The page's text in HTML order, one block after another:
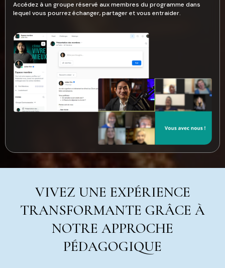
Accédez à un groupe réservé aux membres du programme dans
lequel vous pourrez échanger, partager et vous entraider.
VIVEZ UNE EXPÉRIENCE
TRANSFORMANTE GRÂCE À
NOTRE APPROCHE
PÉDAGOGIQUE